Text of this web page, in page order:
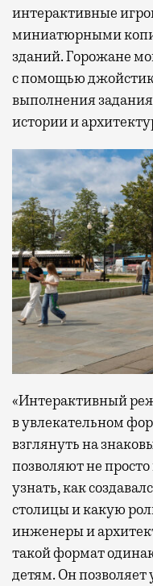
интерактивные
миниатюрными
зданий. Горожане
с помощью
выполнения
истории и
«Интерактивный
в увлекательном
взглянуть на
позволяют не
узнать, как
столицы и какую
инженеры и
такой формат
детям. Он